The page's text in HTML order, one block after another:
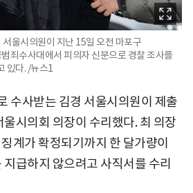
울시의원이 지난 15일 오전 마포구
죄수사대에서 피의자 신분으로 경찰 조사를
있다. /뉴스1
수사받는 김경 서울시의원이 제출
시의회 의장이 수리했다. 최 의장
계가 확정되기까지 한 달가량이
급하지 않으려고 사직서를 수리